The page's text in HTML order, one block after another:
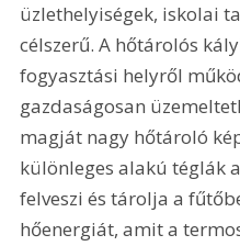
üzlethelyiségek, iskolai
célszerű. A hőtárolós
fogyasztási helyről
gazdaságosan
magját nagy hőtároló
különleges alakú téglák
felveszi és tárolja a
hőenergiát, amit a